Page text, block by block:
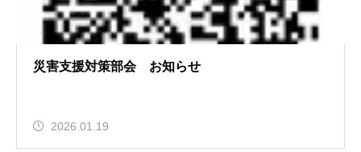
災害支援対策部会 お知らせ
2026.01.19